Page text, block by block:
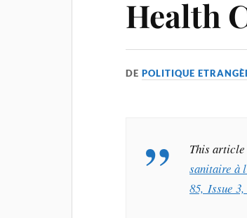
Health
DEPOLITIQUE
This
sanitaire à
85, Issue 3,